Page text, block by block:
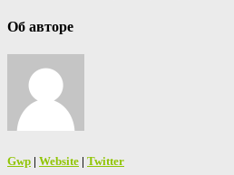
Об авторе
Gwp | Website | Twitter